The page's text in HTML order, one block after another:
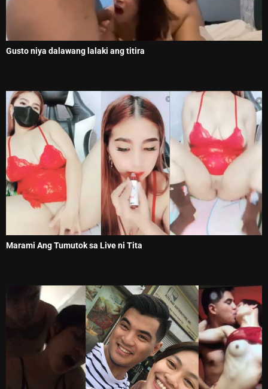
Gusto niya dalawang lalaki ang titira
Marami Ang Tumutok sa Live ni Tita